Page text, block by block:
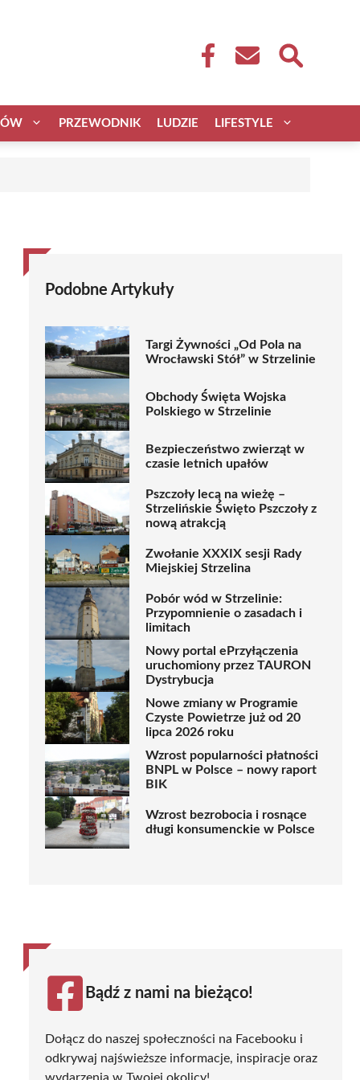
PRZEWODNIK LUDZIE LIFESTYLE
Podobne Artykuły
Targi Żywności „Od Pola na
Wrocławski Stół” w Strzelinie
Obchody Święta Wojska
Polskiego w Strzelinie
Bezpieczeństwo zwierząt w
czasie letnich upałów
Pszczoły lecą na wieżę –
Strzelińskie Święto Pszczoły z
nową atrakcją
Zwołanie XXXIX sesji Rady
Miejskiej Strzelina
Pobór wód w Strzelinie:
Przypomnienie o zasadach i
limitach
Nowy portal ePrzyłączenia
uruchomiony przez TAURON
Dystrybucja
Nowe zmiany w Programie
Czyste Powietrze już od 20
lipca 2026 roku
Wzrost popularności płatności
BNPL w Polsce – nowy raport
BIK
Wzrost bezrobocia i rosnące
długi konsumenckie w Polsce
Bądź z nami na bieżąco!
Dołącz do naszej społeczności na Facebooku i
odkrywaj najświeższe informacje, inspiracje oraz
wydarzenia w Twojej okolicy!